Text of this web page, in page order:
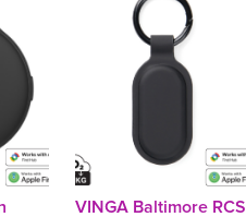
VINGA Baltimore RCS